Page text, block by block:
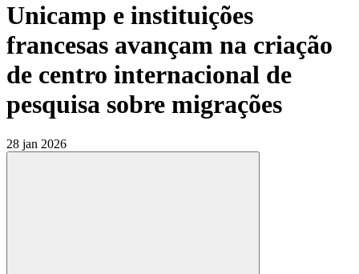
Unicamp e instituições
francesas avançam na criação
de centro internacional de
pesquisa sobre migrações
28 jan 2026